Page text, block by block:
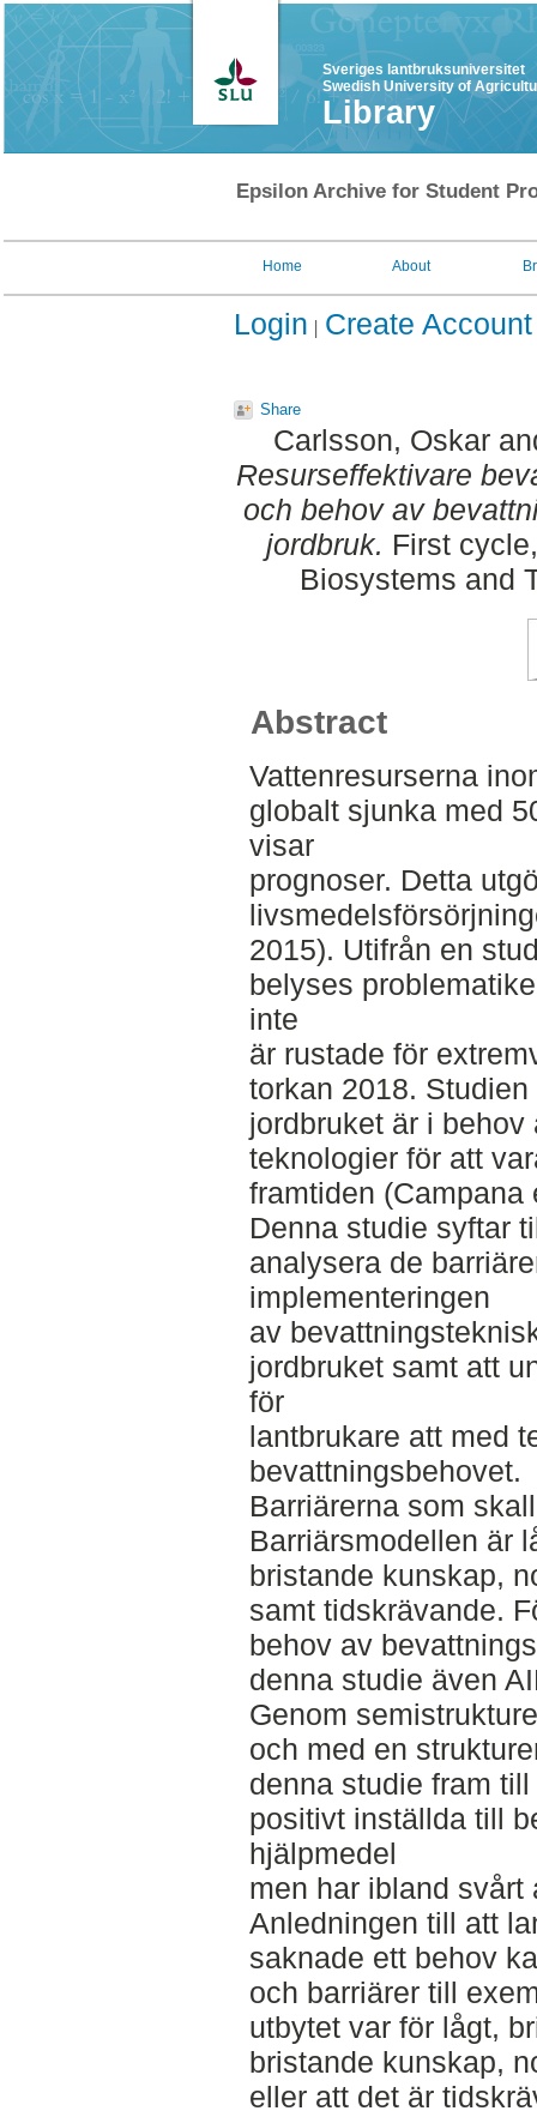
Sveriges lantbruksuniversitet
Swedish University of
Library
Epsilon Archive for Student
Home About
Login Create Account
Share
Carlsson, Oskar
Resurseffektivare
och behov av
jordbruk. First
Biosystems and
Abstract
Vattenresurserna
globalt sjunka med
visar
prognoser. Detta
2015). Utifrån en
belyses
inte
är rustade för
torkan 2018.
jordbruket är i
teknologier för att
framtiden (Campana
Denna studie syftar
analysera de
implementeringen
av
jordbruket samt att
för
lantbrukare att med
bevattningsbehovet.
Barriärerna som
Barriärsmodellen är
bristande kunskap,
samt tidskrävande.
behov av
denna studie även
Genom
och med en
denna studie fram
positivt inställda till
hjälpmedel
men har ibland
Anledningen till att
saknade ett behov
och barriärer till
utbytet var för lågt,
bristande kunskap,
eller att det är